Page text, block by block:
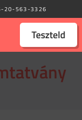
20-563-3326
Teszteld